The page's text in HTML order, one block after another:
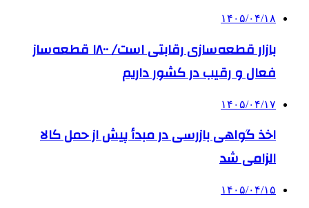
۱۴۰۵/۰۴/۱۸
بازار قطعه‌سازی رقابتی است/ ۱۸۰۰ قطعه‌ساز
فعال و رقیب در کشور داریم
۱۴۰۵/۰۴/۱۷
اخذ گواهی بازرسی در مبدأ پیش از حمل کالا
الزامی شد
۱۴۰۵/۰۴/۱۵